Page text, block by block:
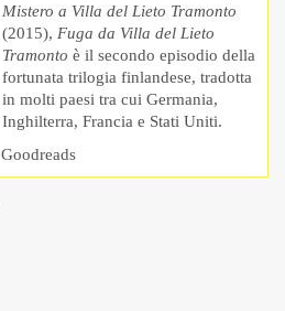
Mistero a Villa del Lieto Tramonto
(2015), Fuga da Villa del Lieto
Tramonto è il secondo episodio della
fortunata trilogia finlandese, tradotta
in molti paesi tra cui Germania,
Inghilterra, Francia e Stati Uniti.
Goodreads